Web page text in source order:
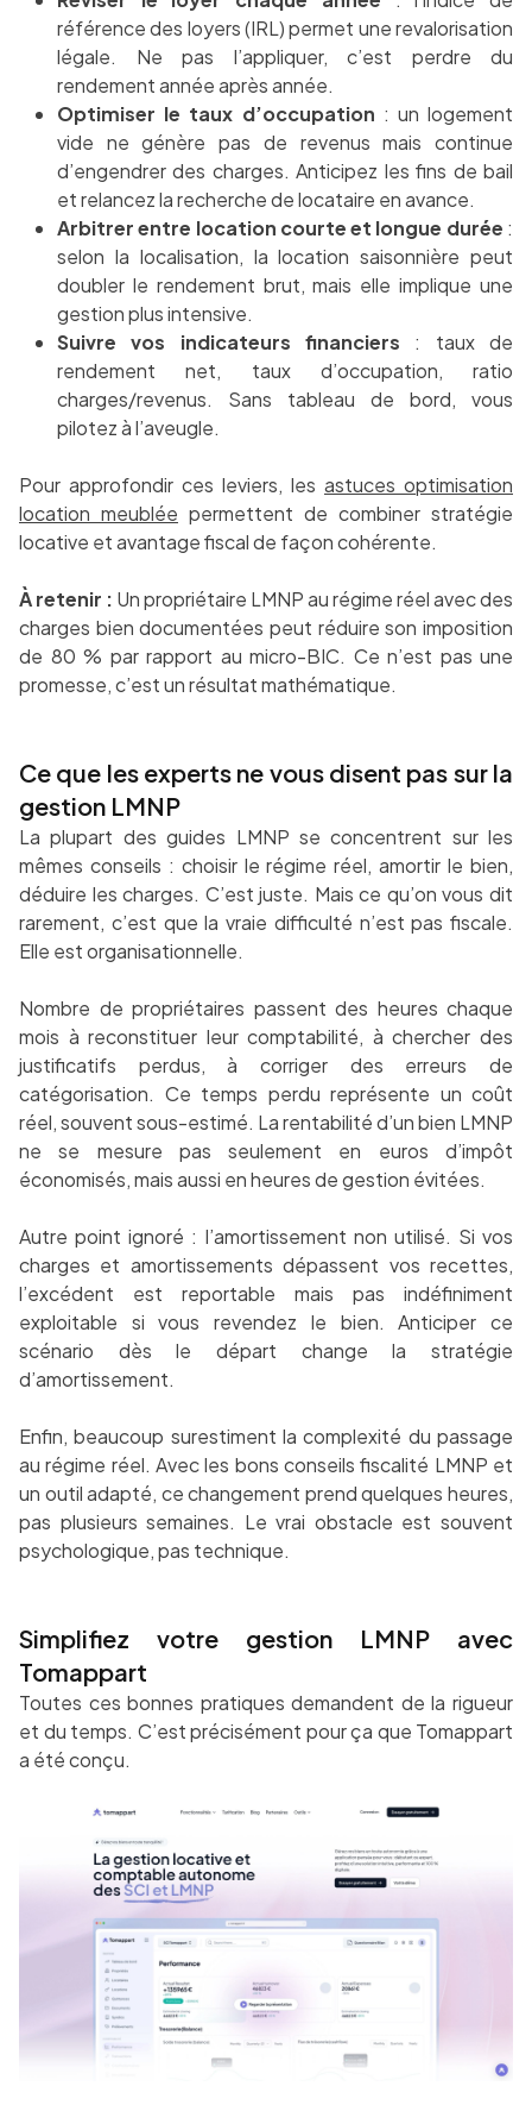
référence des loyers (IRL) permet une revalorisation
légale. Ne pas l’appliquer, c’est perdre du
rendement année après année.
Optimiser le taux d’occupation : un logement
vide ne génère pas de revenus mais continue
d’engendrer des charges. Anticipez les fins de bail
et relancez la recherche de locataire en avance.
Arbitrer entre location courte et longue durée :
selon la localisation, la location saisonnière peut
doubler le rendement brut, mais elle implique une
gestion plus intensive.
Suivre vos indicateurs financiers : taux de
rendement net, taux d’occupation, ratio
charges/revenus. Sans tableau de bord, vous
pilotez à l’aveugle.
Pour approfondir ces leviers, les astuces optimisation
location meublée permettent de combiner stratégie
locative et avantage fiscal de façon cohérente.
À retenir : Un propriétaire LMNP au régime réel avec des
charges bien documentées peut réduire son imposition
de 80 % par rapport au micro-BIC. Ce n’est pas une
promesse, c’est un résultat mathématique.
Ce que les experts ne vous disent pas sur la
gestion LMNP
La plupart des guides LMNP se concentrent sur les
mêmes conseils : choisir le régime réel, amortir le bien,
déduire les charges. C’est juste. Mais ce qu’on vous dit
rarement, c’est que la vraie difficulté n’est pas fiscale.
Elle est organisationnelle.
Nombre de propriétaires passent des heures chaque
mois à reconstituer leur comptabilité, à chercher des
justificatifs perdus, à corriger des erreurs de
catégorisation. Ce temps perdu représente un coût
réel, souvent sous-estimé. La rentabilité d’un bien LMNP
ne se mesure pas seulement en euros d’impôt
économisés, mais aussi en heures de gestion évitées.
Autre point ignoré : l’amortissement non utilisé. Si vos
charges et amortissements dépassent vos recettes,
l’excédent est reportable mais pas indéfiniment
exploitable si vous revendez le bien. Anticiper ce
scénario dès le départ change la stratégie
d’amortissement.
Enfin, beaucoup surestiment la complexité du passage
au régime réel. Avec les bons conseils fiscalité LMNP et
un outil adapté, ce changement prend quelques heures,
pas plusieurs semaines. Le vrai obstacle est souvent
psychologique, pas technique.
Simplifiez votre gestion LMNP avec
Tomappart
Toutes ces bonnes pratiques demandent de la rigueur
et du temps. C’est précisément pour ça que Tomappart
a été conçu.